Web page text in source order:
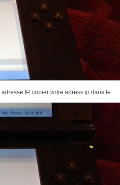
IP, copier votre adress ip dans le